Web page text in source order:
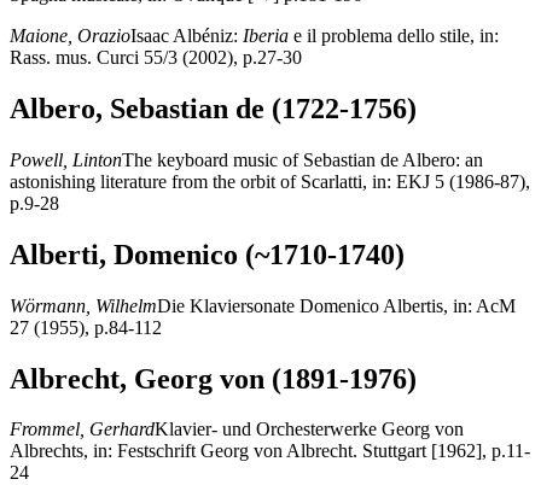
Maione, OrazioIsaac Albéniz: Iberia e il problema dello stile, in:
Rass. mus. Curci 55/3 (2002), p.27-30
Albero, Sebastian de (1722-1756)
Powell, LintonThe keyboard music of Sebastian de Albero: an
astonishing literature from the orbit of Scarlatti, in: EKJ 5 (1986-87),
p.9-28
Alberti, Domenico (~1710-1740)
Wörmann, WilhelmDie Klaviersonate Domenico Albertis, in: AcM
27 (1955), p.84-112
Albrecht, Georg von (1891-1976)
Frommel, GerhardKlavier- und Orchesterwerke Georg von
Albrechts, in: Festschrift Georg von Albrecht. Stuttgart [1962], p.11-
24